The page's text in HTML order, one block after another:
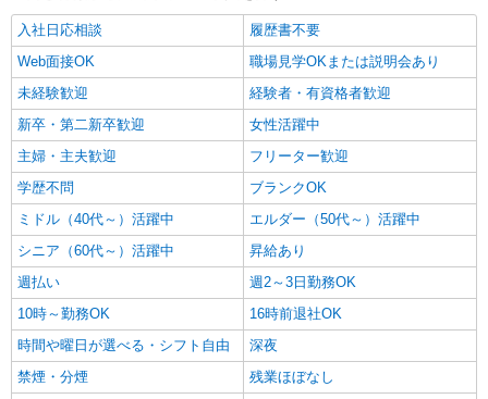
入社日応相談
履歴書不要
Web面接OK
職場見学OKまたは説明会あり
未経験歓迎
経験者・有資格者歓迎
新卒・第二新卒歓迎
女性活躍中
主婦・主夫歓迎
フリーター歓迎
学歴不問
ブランクOK
ミドル（40代～）活躍中
エルダー（50代～）活躍中
シニア（60代～）活躍中
昇給あり
週払い
週2～3日勤務OK
10時～勤務OK
16時前退社OK
時間や曜日が選べる・シフト自由
深夜
禁煙・分煙
残業ほぼなし